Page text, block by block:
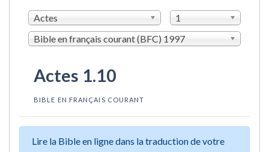
Actes
1
Bible en français courant (BFC) 1997
Actes 1.10
BIBLE EN FRANÇAIS COURANT
Lire la Bible en ligne dans la traduction de votre